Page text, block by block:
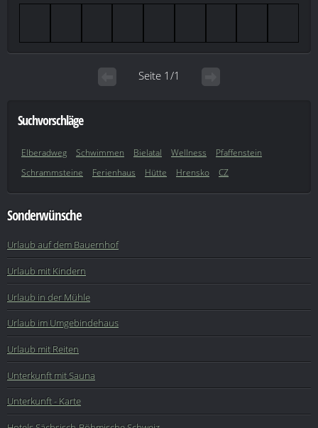
Seite 1/1
Suchvorschläge
Elberadweg Schwimmen Bielatal Wellness
Pfaffenstein
Schrammsteine
Ferienhaus Hütte Hrensko CZ
Sonderwünsche
Urlaub auf dem Bauernhof
Urlaub mit Kindern
Urlaub in der Mühle
Urlaub im Umgebindehaus
Urlaub mit Reiten
Unterkunft mit Sauna
Unterkunft - Karte